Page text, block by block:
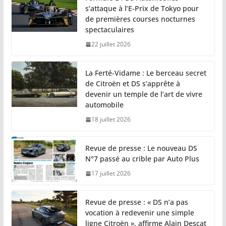
s’attaque à l’E-Prix de Tokyo pour
de premières courses nocturnes
spectaculaires
22 juillet 2026
La Ferté-Vidame : Le berceau secret
de Citroën et DS s’apprête à
devenir un temple de l’art de vivre
automobile
18 juillet 2026
Revue de presse : Le nouveau DS
N°7 passé au crible par Auto Plus
17 juillet 2026
Revue de presse : « DS n’a pas
vocation à redevenir une simple
ligne Citroën », affirme Alain Descat